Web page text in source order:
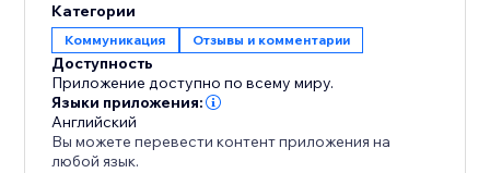
помогая внушить уверенность и увеличить
конверсии.
Постройте доверие – Отображайте аутентичные
отзывы, чтобы усилить репутацию бренда.
Увеличьте продажи – Используйте отзывы
Категории
Коммуникация Отзывы и комментарии
Доступность
Приложение доступно по всему миру.
Языки приложения:
Английский
Вы можете перевести контент приложения на
любой язык.